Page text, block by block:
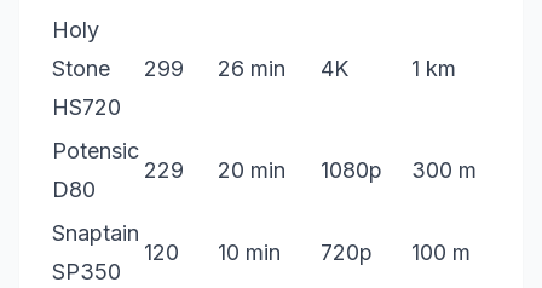
Holy
Stone
HS720
299 26 min 4K 1 km
Potensic
D80
229 20 min 1080p 300 m
Snaptain
SP350
120 10 min 720p 100 m